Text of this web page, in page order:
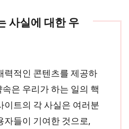
사실에 대한 우
력적인 콘텐츠를 제공하
은 우리가 하는 일의 핵
이트의 각 사실은 여러분
자들이 기여한 것으로,